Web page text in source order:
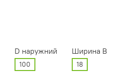
D наружний
100
Ширина В
18